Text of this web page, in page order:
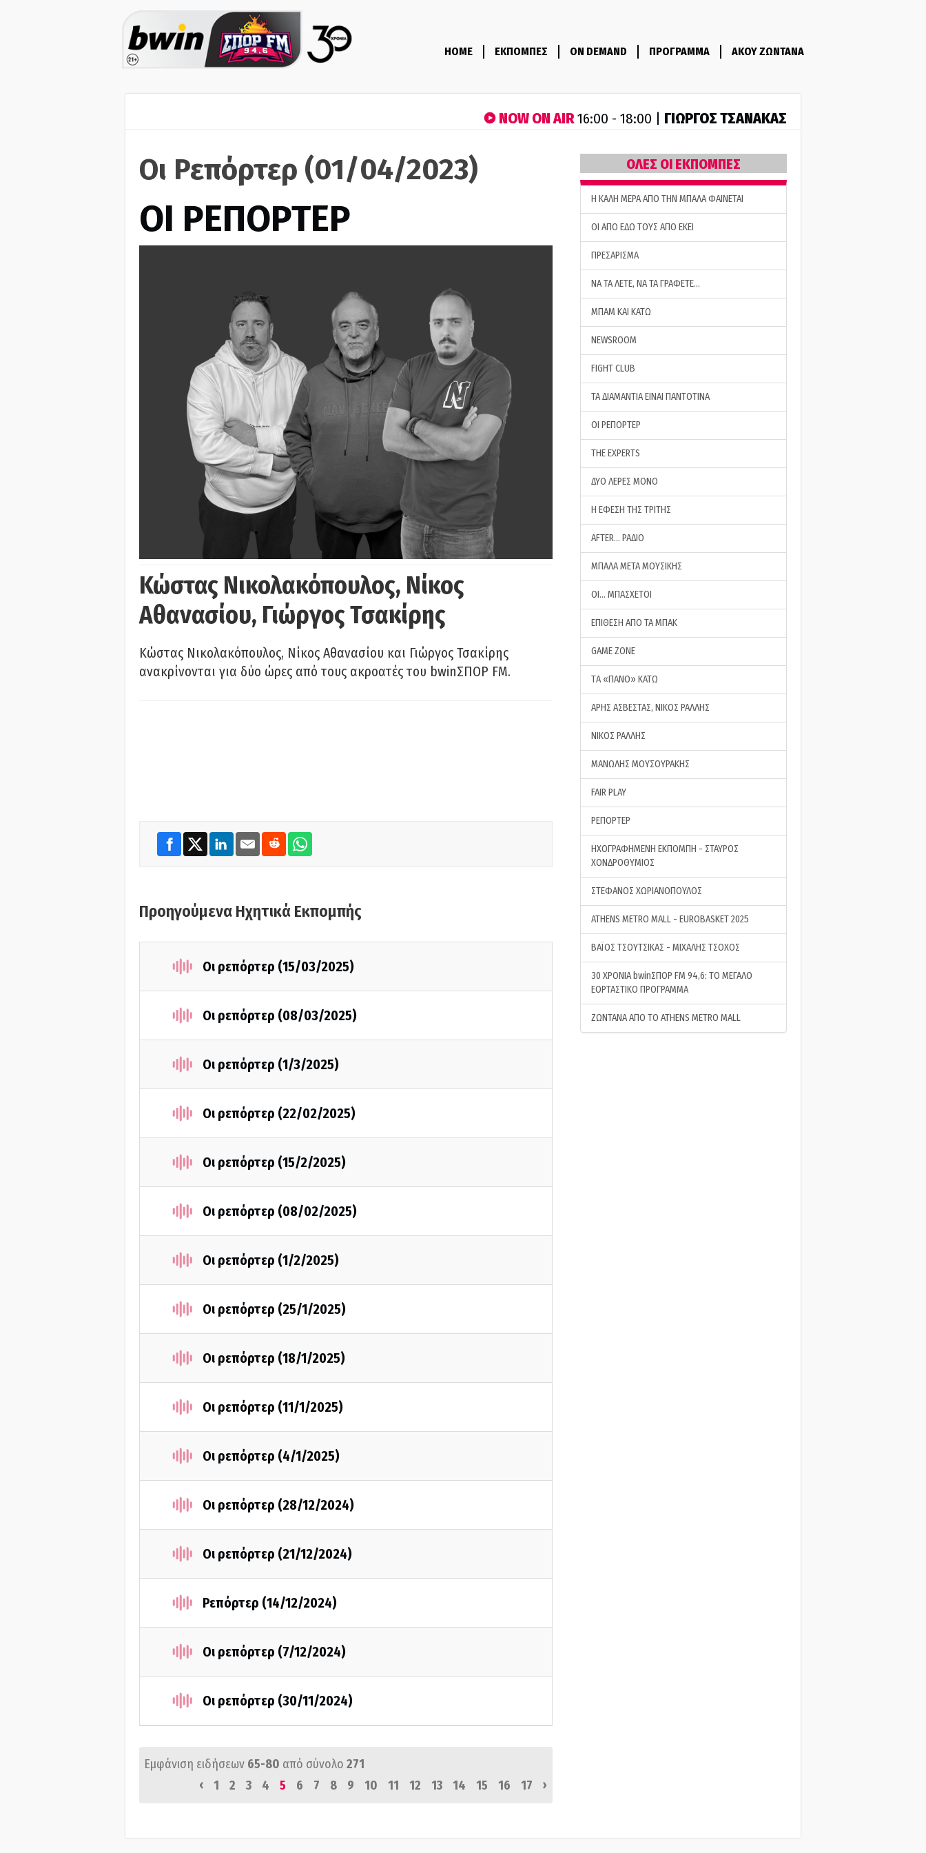
HOME ΕΚΠΟΜΠΕΣ ON DEMAND ΠΡΟΓΡΑΜΜΑ ΑΚΟΥ ΖΩΝΤΑΝΑ
NOW ON AIR16:00 - 18:00 | ΓΙΩΡΓΟΣ ΤΣΑΝΑΚΑΣ
Οι Ρεπόρτερ (01/04/2023)
ΟΙ ΡΕΠΟΡΤΕΡ
Κώστας Νικολακόπουλος, Νίκος
Αθανασίου, Γιώργος Τσακίρης
Κώστας Νικολακόπουλος, Νίκος Αθανασίου και Γιώργος Τσακίρης
ανακρίνονται για δύο ώρες από τους ακροατές του bwinΣΠΟΡ FM.
Προηγούμενα Ηχητικά Εκπομπής
Οι ρεπόρτερ (15/03/2025)
Οι ρεπόρτερ (08/03/2025)
Οι ρεπόρτερ (1/3/2025)
Οι ρεπόρτερ (22/02/2025)
Οι ρεπόρτερ (15/2/2025)
Οι ρεπόρτερ (08/02/2025)
Οι ρεπόρτερ (1/2/2025)
Οι ρεπόρτερ (25/1/2025)
Οι ρεπόρτερ (18/1/2025)
Οι ρεπόρτερ (11/1/2025)
Οι ρεπόρτερ (4/1/2025)
Οι ρεπόρτερ (28/12/2024)
Οι ρεπόρτερ (21/12/2024)
Ρεπόρτερ (14/12/2024)
Οι ρεπόρτερ (7/12/2024)
Οι ρεπόρτερ (30/11/2024)
Εμφάνιση ειδήσεων 65-80 από σύνολο 271
‹
1 2 3 4 5 6 7 8 9 10 11 12 13 14 15 16 17 ›
ΟΛΕΣ ΟΙ ΕΚΠΟΜΠΕΣ
H ΚΑΛΗ ΜΕΡΑ ΑΠΟ ΤΗΝ ΜΠΑΛΑ ΦΑΙΝΕΤΑΙ
ΟΙ ΑΠΟ ΕΔΩ ΤΟΥΣ ΑΠΟ ΕΚΕΙ
ΠΡΕΣΑΡΙΣΜΑ
ΝΑ ΤΑ ΛΕΤΕ, ΝΑ ΤΑ ΓΡΑΦΕΤΕ…
ΜΠΑΜ ΚΑΙ ΚΑΤΩ
NEWSROOM
FIGHT CLUB
ΤΑ ΔΙΑΜΑΝΤΙΑ ΕΙΝΑΙ ΠΑΝΤΟΤΙΝΑ
ΟΙ ΡΕΠΟΡΤΕΡ
THE EXPERTS
ΔΥΟ ΛΕΡΕΣ ΜΟΝΟ
Η ΕΦΕΣΗ ΤΗΣ ΤΡΙΤΗΣ
AFTER… ΡΑΔΙΟ
ΜΠΑΛΑ ΜΕΤΑ ΜΟΥΣΙΚΗΣ
ΟΙ… ΜΠΑΣΧΕΤΟΙ
ΕΠΙΘΕΣΗ ΑΠΟ ΤΑ ΜΠΑΚ
GAME ZONE
ΤA «ΠΑΝΟ» ΚΑΤΩ
ΑΡΗΣ ΑΣΒΕΣΤΑΣ, ΝΙΚΟΣ ΡΑΛΛΗΣ
ΝΙΚΟΣ ΡΑΛΛΗΣ
ΜΑΝΩΛΗΣ ΜΟΥΣΟΥΡΑΚΗΣ
FAIR PLAY
ΡΕΠΟΡΤΕΡ
ΗΧΟΓΡΑΦΗΜΕΝΗ ΕΚΠΟΜΠΗ - ΣΤΑΥΡΟΣ
ΧΟΝΔΡΟΘΥΜΙΟΣ
ΣΤΕΦΑΝΟΣ ΧΩΡΙΑΝΟΠΟΥΛΟΣ
ATHENS METRO MALL - EUROBASKET 2025
ΒΑΪΟΣ ΤΣΟΥΤΣΙΚΑΣ - ΜΙΧΑΛΗΣ ΤΣΟΧΟΣ
30 ΧΡΟΝΙΑ bwinΣΠΟΡ FM 94,6: ΤΟ ΜΕΓΑΛΟ
ΕΟΡΤΑΣΤΙΚΟ ΠΡΟΓΡΑΜΜΑ
ΖΩΝΤΑΝΑ ΑΠΟ ΤΟ ATHENS METRO MALL